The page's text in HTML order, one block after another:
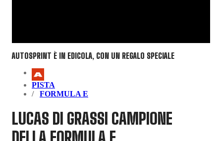
AUTOSPRINT È IN EDICOLA, CON UN REGALO SPECIALE
PISTA
FORMULA E
LUCAS DI GRASSI CAMPIONE